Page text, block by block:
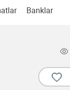
Banklar